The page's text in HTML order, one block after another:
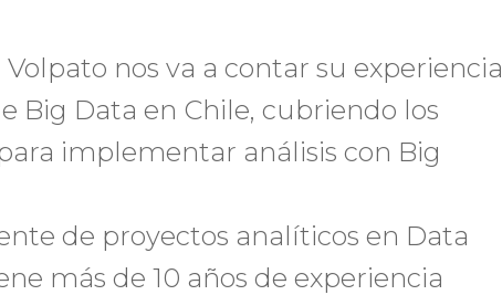
nos va a contar su experiencia
Big Data en Chile, cubriendo los
implementar análisis con Big
de proyectos analíticos en Data
más de 10 años de experiencia